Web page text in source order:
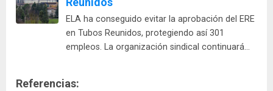
ELA ha conseguido evitar la aprobación del ERE
en Tubos Reunidos, protegiendo así 301
empleos. La organización sindical continuará…
Referencias: